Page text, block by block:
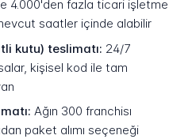
4.000'den fazla ticari işletme
saatler içinde alabilir
kutu) teslimatı: 24/7
kişisel kod ile tam
Ağın 300 franchisı
paket alımı seçeneği